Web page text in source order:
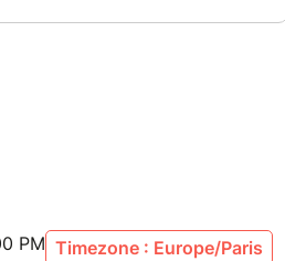
PM Timezone : Europe/Paris